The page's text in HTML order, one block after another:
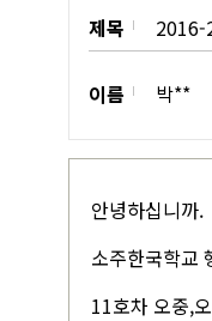
제목 2016-
이름 박**
안녕하십니까.
소주한국학교
11호차 오중,